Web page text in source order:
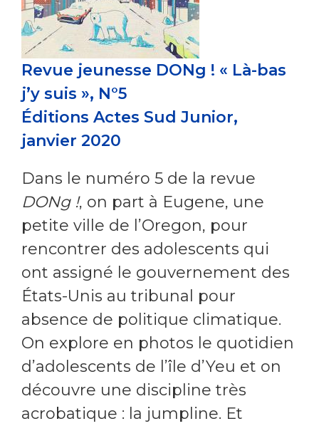
Revue jeunesse DONg ! « Là-bas
j’y suis », N°5
Éditions Actes Sud Junior,
janvier 2020
Dans le numéro 5 de la revue
DONg !, on part à Eugene, une
petite ville de l’Oregon, pour
rencontrer des adolescents qui
ont assigné le gouvernement des
États-Unis au tribunal pour
absence de politique climatique.
On explore en photos le quotidien
d’adolescents de l’île d’Yeu et on
découvre une discipline très
acrobatique : la jumpline. Et